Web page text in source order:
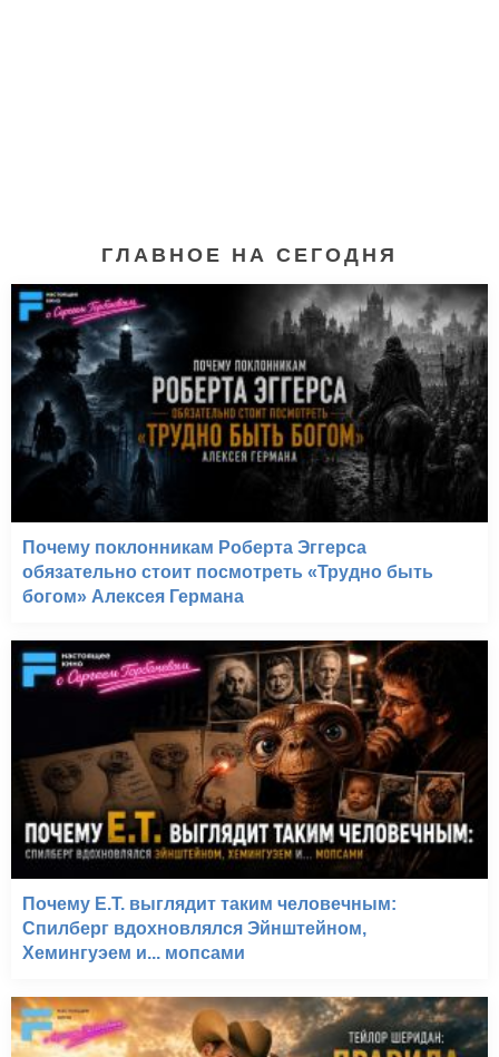
Свой среди чужих,
(1974)
ГЛАВНОЕ НА СЕГОДНЯ
Почему поклонникам Роберта Эггерса
обязательно стоит посмотреть «Трудно быть
богом» Алексея Германа
Почему E.T. выглядит таким человечным:
Спилберг вдохновлялся Эйнштейном,
Хемингуэем и... мопсами